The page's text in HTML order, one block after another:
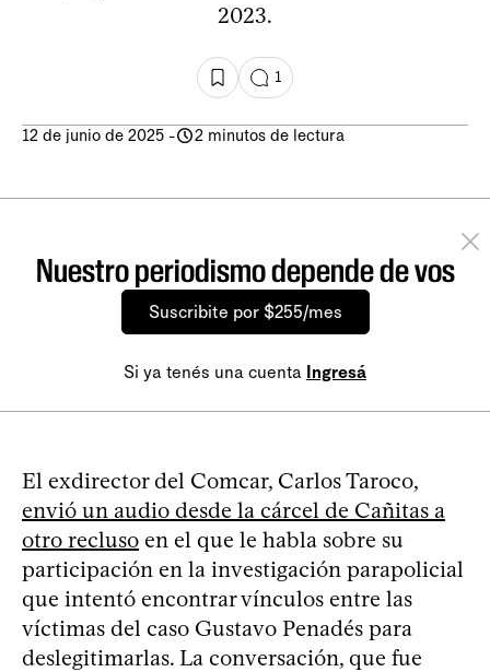
2023.
1
12 de junio de 2025 - 2 minutos de lectura
Nuestro periodismo depende de vos
Suscribite por $255/mes
Si ya tenés una cuenta Ingresá
El exdirector del Comcar, Carlos Taroco,
envió un audio desde la cárcel de Cañitas a
otro recluso en el que le habla sobre su
participación en la investigación parapolicial
que intentó encontrar vínculos entre las
víctimas del caso Gustavo Penadés para
deslegitimarlas. La conversación, que fue